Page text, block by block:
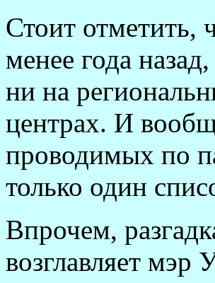
Стоит отметить,
менее года
ни на
центрах. И
проводимых по
только один
Впрочем,
возглавляет мэр